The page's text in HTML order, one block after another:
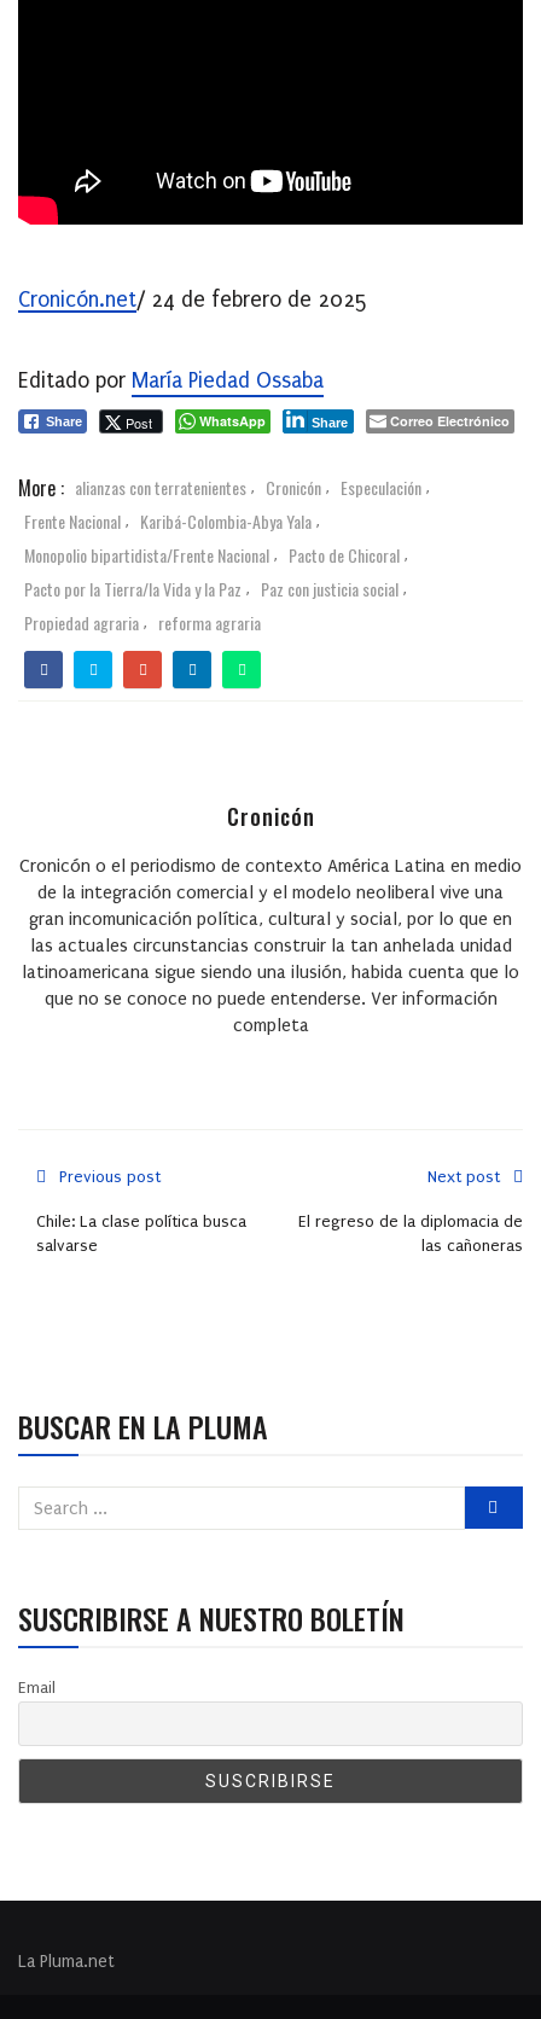
Cronicón.net/ 24 de febrero de 2025
Editado por María Piedad Ossaba
Share Post WhatsApp Share Correo Electrónico
More : alianzas con terratenientes , Cronicón , Especulación ,
Frente Nacional , Karibá-Colombia-Abya Yala ,
Monopolio bipartidista/Frente Nacional , Pacto de Chicoral ,
Pacto por la Tierra/la Vida y la Paz , Paz con justicia social ,
Propiedad agraria , reforma agraria
Cronicón
Cronicón o el periodismo de contexto América Latina en medio
de la integración comercial y el modelo neoliberal vive una
gran incomunicación política, cultural y social, por lo que en
las actuales circunstancias construir la tan anhelada unidad
latinoamericana sigue siendo una ilusión, habida cuenta que lo
que no se conoce no puede entenderse. Ver información
completa
Previous post
Chile: La clase política busca
salvarse
Next post
El regreso de la diplomacia de
las cañoneras
BUSCAR EN LA PLUMA
SUSCRIBIRSE A NUESTRO BOLETÍN
Email
La Pluma.net